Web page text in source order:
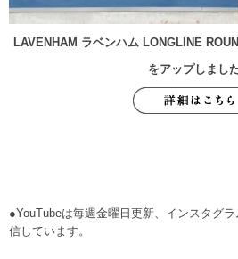
LAVENHAM ラベンハム LONGLINE
をアップしました
●YouTubeは毎週金曜日更新、インスタグ
信しています。